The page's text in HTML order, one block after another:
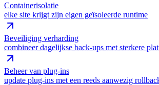
Containerisolatie
elke site krijgt zijn eigen geïsoleerde runtime
Beveiliging verharding
combineer dagelijkse back-ups met sterkere
Beheer van plug-ins
update plug-ins met een reeds aanwezig